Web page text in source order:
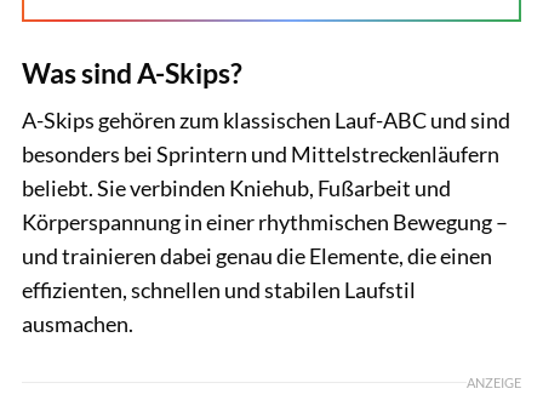
Was sind A-Skips?
A-Skips gehören zum klassischen Lauf-ABC und sind
besonders bei Sprintern und Mittelstreckenläufern
beliebt. Sie verbinden Kniehub, Fußarbeit und
Körperspannung in einer rhythmischen Bewegung –
und trainieren dabei genau die Elemente, die einen
effizienten, schnellen und stabilen Laufstil
ausmachen.
ANZEIGE